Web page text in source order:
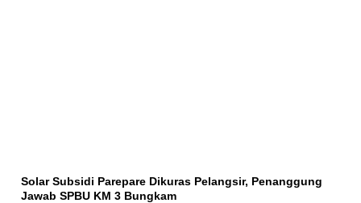
Solar Subsidi Parepare Dikuras Pelangsir, Penanggung
Jawab SPBU KM 3 Bungkam